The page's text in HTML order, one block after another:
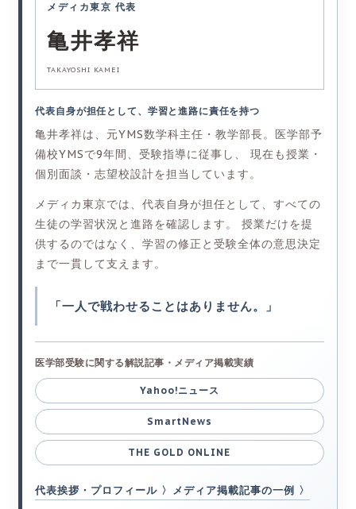
メディカ東京 代表
亀井孝祥
TAKAYOSHI KAMEI
代表自身が担任として、学習と進路に責任を持つ
亀井孝祥は、元YMS数学科主任・教学部長。医学部予
備校YMSで9年間、受験指導に従事し、 現在も授業・
個別面談・志望校設計を担当しています。
メディカ東京では、代表自身が担任として、すべての
生徒の学習状況と進路を確認します。 授業だけを提
供するのではなく、学習の修正と受験全体の意思決定
まで一貫して支えます。
「一人で戦わせることはありません。」
医学部受験に関する解説記事・メディア掲載実績
Yahoo!ニュース
SmartNews
THE GOLD ONLINE
代表挨拶・プロフィール メディア掲載記事の一例